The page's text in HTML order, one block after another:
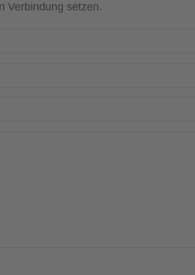
Verbindung setzen.